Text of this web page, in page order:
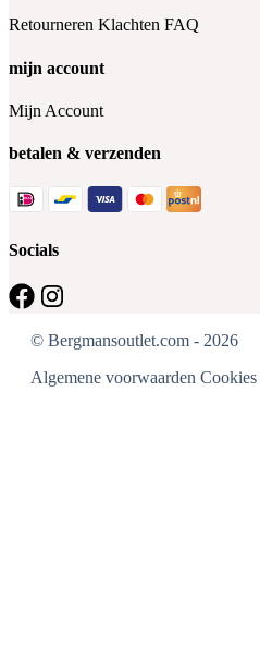
Retourneren Klachten FAQ
mijn account
Mijn Account
betalen & verzenden
Socials
© Bergmansoutlet.com - 2026
Algemene voorwaarden Cookies